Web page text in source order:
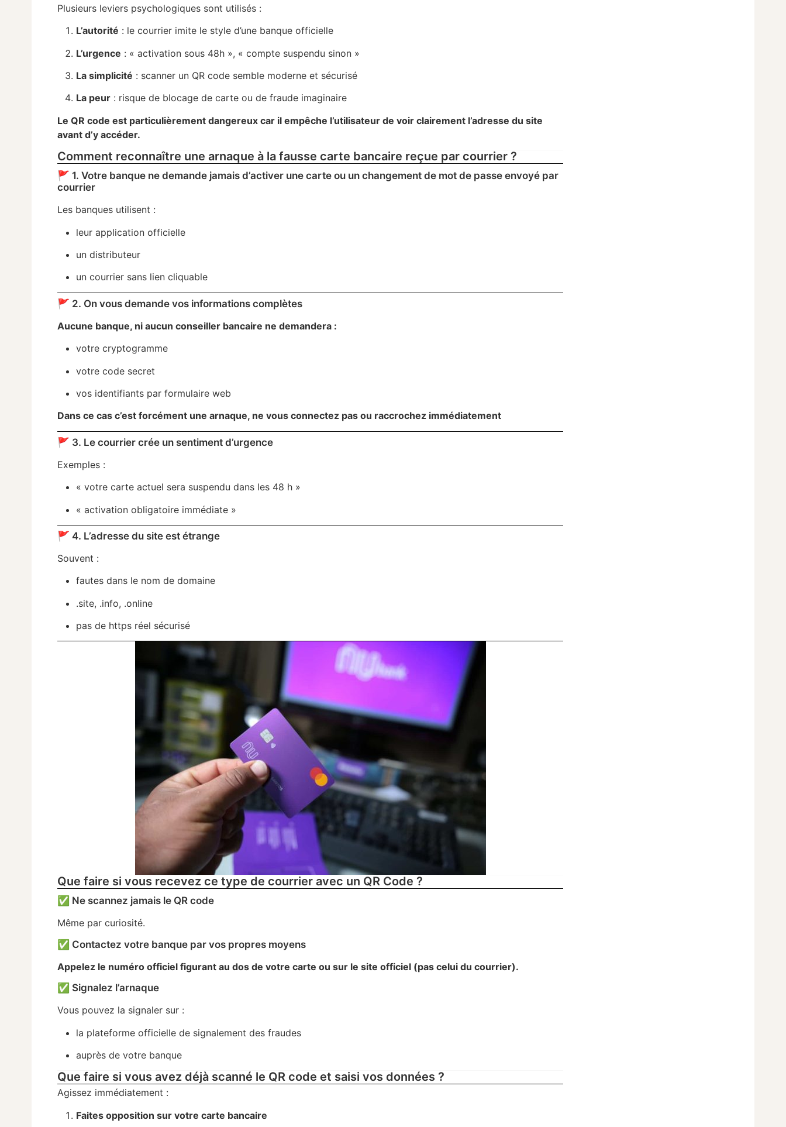
Plusieurs leviers psychologiques sont utilisés :
L’autorité : le courrier imite le style d’une banque officielle
L’urgence : « activation sous 48h », « compte suspendu sinon »
La simplicité : scanner un QR code semble moderne et sécurisé
La peur : risque de blocage de carte ou de fraude imaginaire
Le QR code est particulièrement dangereux car il empêche l’utilisateur de voir clairement l’adresse du site
avant d’y accéder.
Comment reconnaître une arnaque à la fausse carte bancaire reçue par courrier ?
🚩 1. Votre banque ne demande jamais d’activer une carte ou un changement de mot de passe envoyé par
courrier
Les banques utilisent :
leur application officielle
un distributeur
un courrier sans lien cliquable
🚩 2. On vous demande vos informations complètes
Aucune banque, ni aucun conseiller bancaire ne demandera :
votre cryptogramme
votre code secret
vos identifiants par formulaire web
Dans ce cas c’est forcément une arnaque, ne vous connectez pas ou raccrochez immédiatement
🚩 3. Le courrier crée un sentiment d’urgence
Exemples :
« votre carte actuel sera suspendu dans les 48 h »
« activation obligatoire immédiate »
🚩 4. L’adresse du site est étrange
Souvent :
fautes dans le nom de domaine
.site, .info, .online
pas de https réel sécurisé
Que faire si vous recevez ce type de courrier avec un QR Code ?
✅ Ne scannez jamais le QR code
Même par curiosité.
✅ Contactez votre banque par vos propres moyens
Appelez le numéro officiel figurant au dos de votre carte ou sur le site officiel (pas celui du courrier).
✅ Signalez l’arnaque
Vous pouvez la signaler sur :
la plateforme officielle de signalement des fraudes
auprès de votre banque
Que faire si vous avez déjà scanné le QR code et saisi vos données ?
Agissez immédiatement :
Faites opposition sur votre carte bancaire